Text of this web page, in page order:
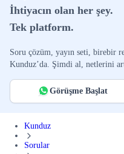
İhtiyacın olan her şey.
Tek platform.
Soru çözüm, yayın seti, birebir
Kunduz’da. Şimdi al, netlerini
Görüşme Başlat
Kunduz
Sorular